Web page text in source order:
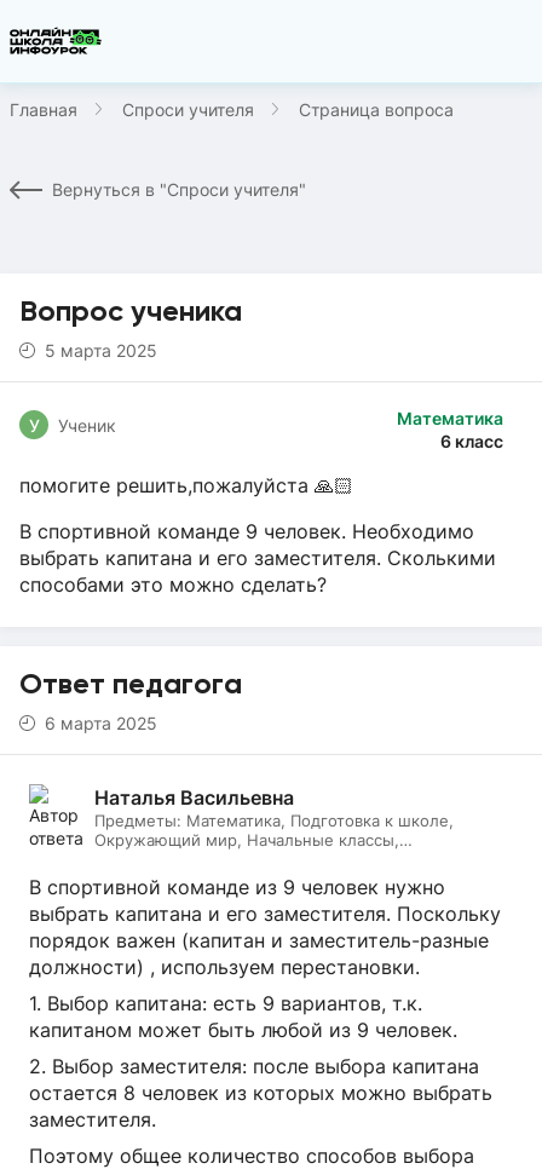
Главная Спроси учителя Страница вопроса
Вернуться в "Спроси учителя"
Вопрос ученика
5 марта 2025
Математика
6 класс
У Ученик
помогите решить,пожалуйста 🙏🏻
В спортивной команде 9 человек. Необходимо
выбрать капитана и его заместителя. Сколькими
способами это можно сделать?
Ответ педагога
6 марта 2025
Наталья Васильевна
Предметы: Математика, Подготовка к школе,
Окружающий мир, Начальные классы,
В спортивной команде из 9 человек нужно
выбрать капитана и его заместителя. Поскольку
порядок важен (капитан и заместитель-разные
должности) , используем перестановки.
1. Выбор капитана: есть 9 вариантов, т.к.
капитаном может быть любой из 9 человек.
2. Выбор заместителя: после выбора капитана
остается 8 человек из которых можно выбрать
заместителя.
Поэтому общее количество способов выбора